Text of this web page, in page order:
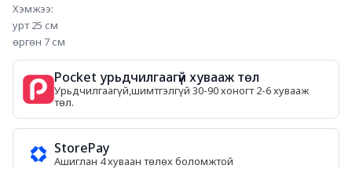
Хэмжээ:
урт 25 см
өргөн 7 см
Pocket урьдчилгаагүй хувааж төл
Урьдчилгаагүй,шимтгэлгүй 30-90 хоногт 2-6 хувааж
төл.
StorePay
Ашиглан 4 хуваан төлөх боломжтой